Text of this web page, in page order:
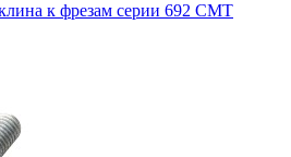
к фрезам серии 692 CMT